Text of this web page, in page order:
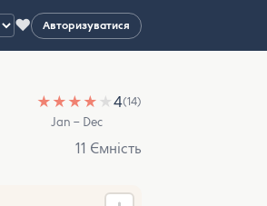
♥ Авторизуватися
★ ★ ★ ★ ★4(14)
Jan – Dec
11 Ємність